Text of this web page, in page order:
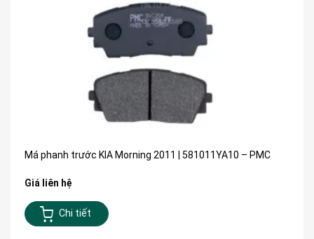
Má phanh trước KIA Morning 2011 | 581011YA10 – PMC
Giá liên hệ
Chi tiết